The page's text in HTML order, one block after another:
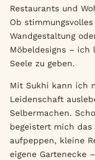
Restaurants und
Ob
Wandgestaltung
Möbeldesigns – ich
Seele zu geben.
Mit Sukhi kann ich
Leidenschaft
Selbermachen.
begeistert mich das
aufpeppen, kleine
eigene Gartenecke